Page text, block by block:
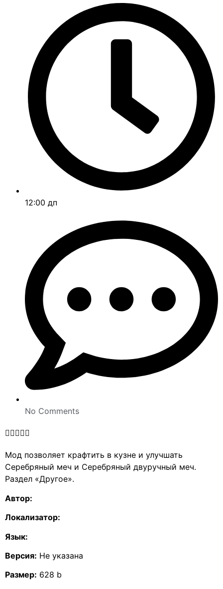
12:00 дп
No Comments

Мод позволяет крафтить в кузне и улучшать
Серебряный меч и Серебряный двуручный меч.
Раздел «Другое».
Автор:
Локализатор:
Язык:
Версия: Не указана
Размер: 628 b